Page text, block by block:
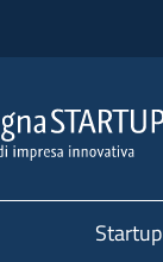
Startup